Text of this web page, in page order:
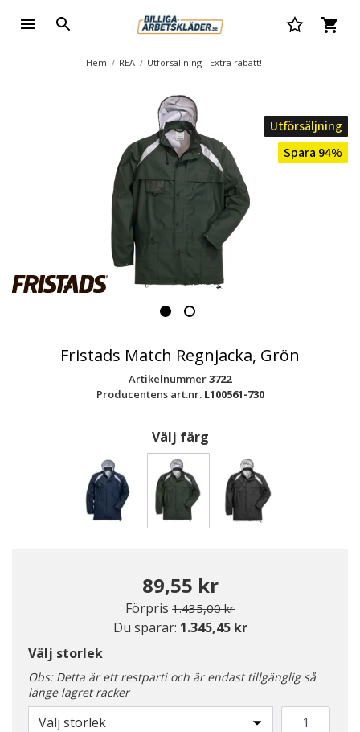
Hem REA Utförsäljning - Extra rabatt!
Utförsäljning
Spara 94%
Fristads Match Regnjacka, Grön
Artikelnummer3722
Producentens art.nr. L100561-730
Välj färg
89,55 kr
Förpris Pris nedsatt från
1.435,00 krtill
Du sparar: 1.345,45 kr
Välj storlek
Obs: Detta är ett restparti och är endast tillgänglig så
länge lagret räcker
Välj storlek